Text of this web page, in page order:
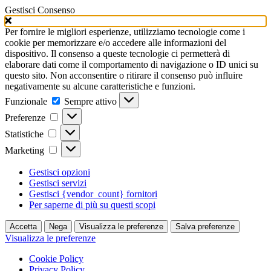
Gestisci Consenso
Per fornire le migliori esperienze, utilizziamo tecnologie come i
cookie per memorizzare e/o accedere alle informazioni del
dispositivo. Il consenso a queste tecnologie ci permetterà di
elaborare dati come il comportamento di navigazione o ID unici su
questo sito. Non acconsentire o ritirare il consenso può influire
negativamente su alcune caratteristiche e funzioni.
Funzionale
Funzionale
Sempre attivo
Preferenze
Preferenze
Statistiche Statistiche
Marketing Marketing
Gestisci opzioni
Gestisci servizi
Gestisci {vendor_count} fornitori
Per saperne di più su questi scopi
Accetta Nega Visualizza le preferenze Salva preferenze
Visualizza le preferenze
Cookie Policy